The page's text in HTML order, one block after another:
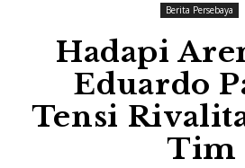
Berita Persebaya
Hadapi
Eduardo
Tensi
Tim